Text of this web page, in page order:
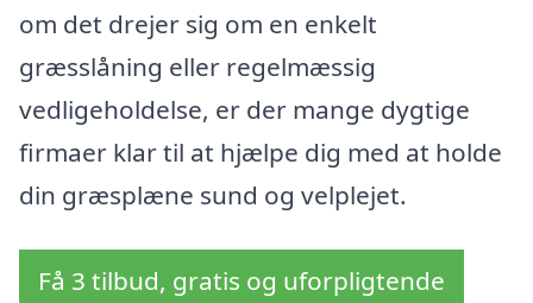
om det drejer sig om en enkelt
græsslåning eller regelmæssig
vedligeholdelse, er der mange dygtige
firmaer klar til at hjælpe dig med at holde
din græsplæne sund og velplejet.
Få 3 tilbud, gratis og uforpligtende